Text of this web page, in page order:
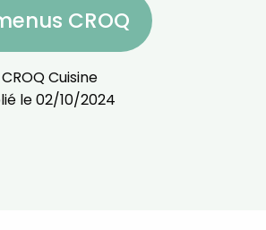
CROQ
CROQ Cuisine
le02/10/2024